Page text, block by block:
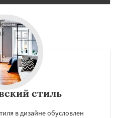
стиль
в дизайне обусловлен